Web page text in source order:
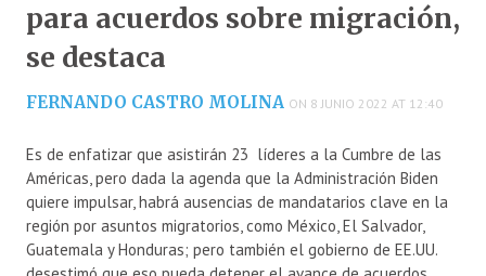
para acuerdos sobre migración,
se destaca
FERNANDO CASTRO MOLINA ON 8 JUNIO 2022 AT 12:40
Es de enfatizar que asistirán 23 líderes a la Cumbre de las
Américas, pero dada la agenda que la Administración Biden
quiere impulsar, habrá ausencias de mandatarios clave en la
región por asuntos migratorios, como México, El Salvador,
Guatemala y Honduras; pero también el gobierno de EE.UU.